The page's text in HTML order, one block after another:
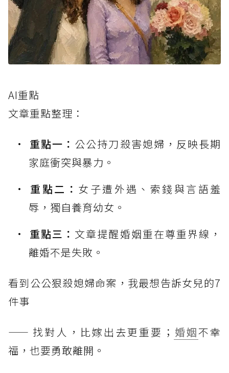
AI重點
文章重點整理：
重點一： 公公持刀殺害媳婦，反映長期
家庭衝突與暴力。
重點二： 女子遭外遇、索錢與言語羞
辱，獨自養育幼女。
重點三： 文章提醒婚姻重在尊重界線，
離婚不是失敗。
看到公公狠殺媳婦命案，我最想告訴女兒的7
件事
—— 找對人，比嫁出去更重要； 婚姻不幸
福，也要勇敢離開。